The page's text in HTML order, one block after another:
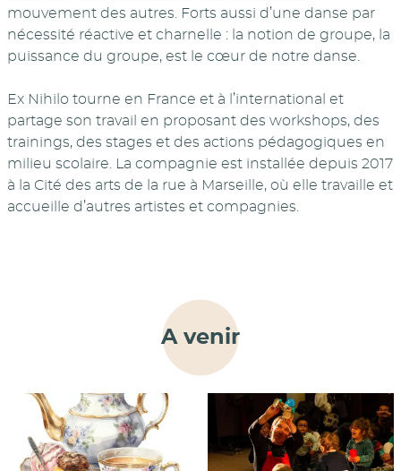
mouvement des autres. Forts aussi d’une danse par
nécessité réactive et charnelle : la notion de groupe, la
puissance du groupe, est le cœur de notre danse.
Ex Nihilo tourne en France et à l’international et
partage son travail en proposant des workshops, des
trainings, des stages et des actions pédagogiques en
milieu scolaire. La compagnie est installée depuis 2017
à la Cité des arts de la rue à Marseille, où elle travaille et
accueille d’autres artistes et compagnies.
A venir